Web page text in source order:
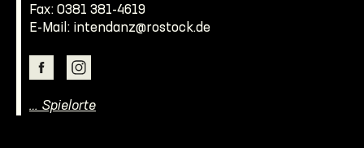
Fax: 0381 381-4619
E-Mail: intendanz@rostock.de
… Spielorte